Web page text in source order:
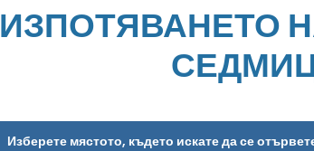
Изберете мястото, където искате да се